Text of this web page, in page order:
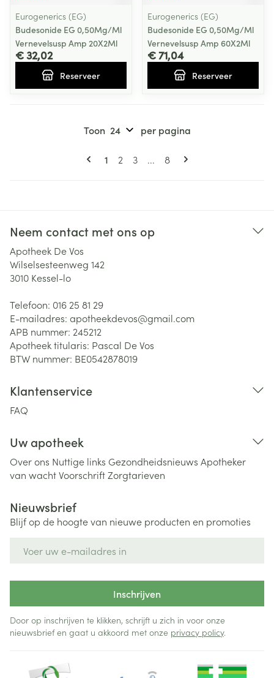
Eurogenerics (EG)
Budesonide EG 0,50Mg/Ml
Vernevelsusp Amp 20X2Ml
€ 32,02
Reserveer
Eurogenerics (EG)
Budesonide EG 0,50Mg/Ml
Vernevelsusp Amp 60X2Ml
€ 71,04
Reserveer
Pagina's
U lees momenteel pagina
1 Pagina
2 Pagina
3 ... Pagina
8
Toon per pagina
Neem contact met ons op
Apotheek De Vos
Wilselsesteenweg 142
3010 Kessel-lo
Telefoon: 016 25 81 29
E-mailadres: apotheekdevos@gmail.com
APB nummer: 245212
Apotheek titularis: Pascal De Vos
BTW nummer: BE0542878019
Klantenservice
FAQ
Uw apotheek
Over ons Nuttige links Gezondheidsnieuws Apotheker
van wachtVoorschriftZorgtarieven
Nieuwsbrief
Blijf op de hoogte van nieuwe producten en promoties
Inschrijven
Door op inschrijven te klikken, schrijft u zich in voor onze
nieuwsbrief en gaat u akkoord met onze privacy policy.